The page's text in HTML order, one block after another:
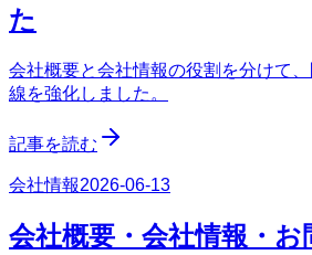
た
会社概要と会社情報の役割を分けて
線を強化しました。
記事を読む
会社情報2026-06-13
会社概要・会社情報・